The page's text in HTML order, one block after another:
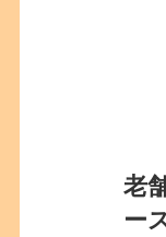
老
ー